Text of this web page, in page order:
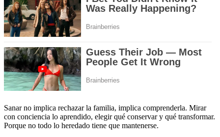
Sanar no implica rechazar la familia, implica comprenderla. Mirar
con conciencia lo aprendido, elegir qué conservar y qué transformar.
Porque no todo lo heredado tiene que mantenerse.